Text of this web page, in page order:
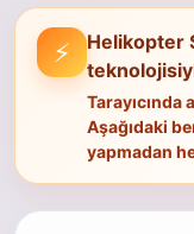
⚡
Helikopter
Tarayıcında
Aşağıdaki
yapmadan